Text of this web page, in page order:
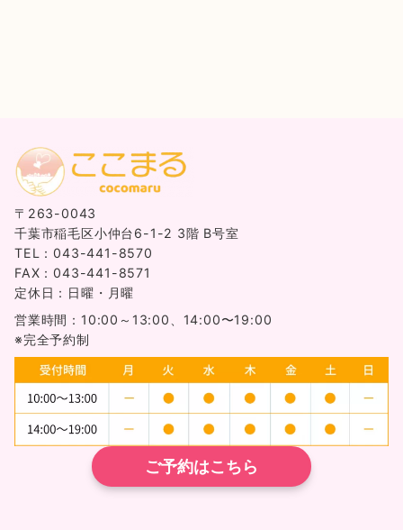
〒263-0043
千葉市稲毛区小仲台6-1-2 3階 B号室
TEL：043-441-8570
FAX：043-441-8571
定休日：日曜・月曜
営業時間：10:00～13:00、14:00〜19:00
※完全予約制
ご予約はこちら